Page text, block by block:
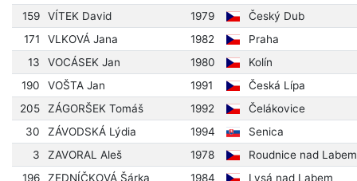
159
VÍTEK David 1979
Český Dub
171
VLKOVÁ Jana 1982
Praha
13
VOCÁSEK Jan 1980
Kolín
190
VOŠTA Jan 1991
Česká Lípa
205
ZÁGORŠEK Tomáš 1992
Čelákovice
30
ZÁVODSKÁ Lýdia 1994
Senica
3
ZAVORAL Aleš 1978
Roudnice nad Labem
196
ZEDNÍČKOVÁ Šárka 1984
Lysá nad Labem